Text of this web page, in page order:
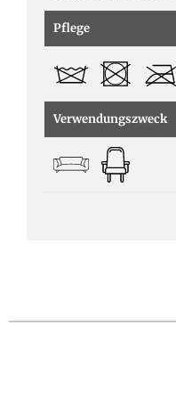
Pflege
Verwendungszweck